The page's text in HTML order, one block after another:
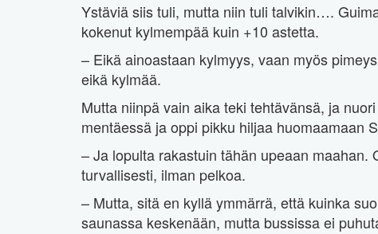
Ystäviä siis tuli, mutta niin tuli talvikin….
kokenut kylmempää kuin +10 astetta.
– Eikä ainoastaan kylmyys, vaan myös
eikä kylmää.
Mutta niinpä vain aika teki tehtävänsä, ja
mentäessä ja oppi pikku hiljaa huomaamaan
– Ja lopulta rakastuin tähän upeaan
turvallisesti, ilman pelkoa.
– Mutta, sitä en kyllä ymmärrä, että kuinka
saunassa keskenään, mutta bussissa ei